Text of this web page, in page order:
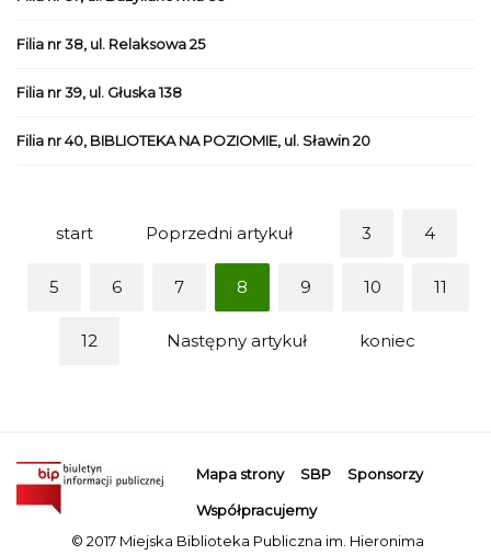
Filia nr 38, ul. Relaksowa 25
Filia nr 39, ul. Głuska 138
Filia nr 40, BIBLIOTEKA NA POZIOMIE, ul. Sławin 20
start Poprzedni artykuł 3 4
5 6 7 8 9 10 11
12 Następny artykuł koniec
Mapa strony SBP Sponsorzy
Współpracujemy
© 2017 Miejska Biblioteka Publiczna im. Hieronima